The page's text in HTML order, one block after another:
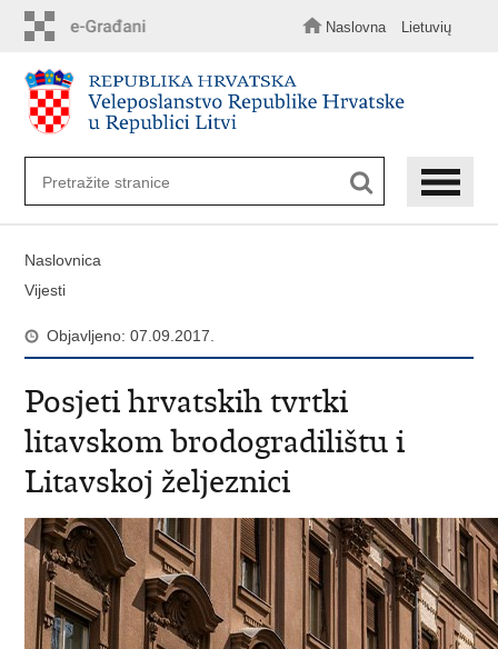
sadržaj
Naslovna Lietuvių
Naslovnica
Vijesti
Objavljeno: 07.09.2017.
Posjeti hrvatskih tvrtki
litavskom brodogradilištu i
Litavskoj željeznici